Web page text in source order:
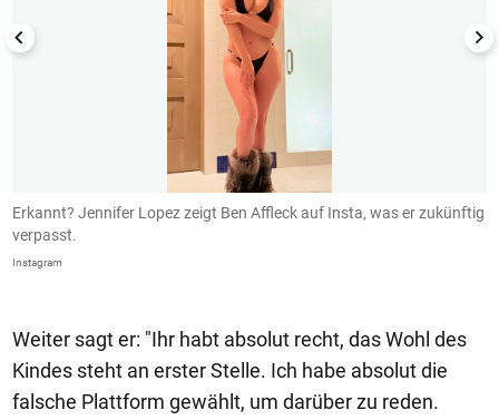
Erkannt? Jennifer Lopez zeigt Ben Affleck auf Insta, was er zukünftig
verpasst.
Instagram
Weiter sagt er: "Ihr habt absolut recht, das Wohl des
Kindes steht an erster Stelle. Ich habe absolut die
falsche Plattform gewählt, um darüber zu reden.